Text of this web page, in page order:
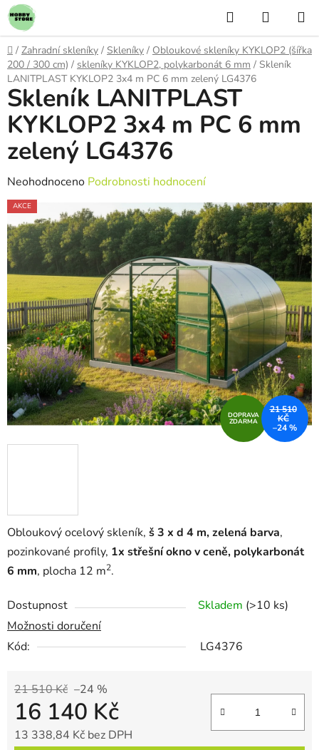
Přejít
na
obsah
Hledat
KOŠÍK
Domů
/ Zahradní skleníky / Skleníky / Obloukové skleníky KYKLOP2 (šířka
200 / 300 cm) / skleníky KYKLOP2, polykarbonát 6 mm / Skleník
LANITPLAST KYKLOP2 3x4 m PC 6 mm zelený LG4376
Obloukový ocelový skleník, š 3 x d 4 m, zelená barva,
pozinkované profily, 1x střešní okno v ceně, polykarbonát
6 mm, plocha 12 m2.
Dostupnost Skladem (>10 ks)
Možnosti doručení
Kód:
LG4376
21 510 Kč –24 %
16 140 Kč
13 338,84 Kč bez DPH
Skleník LANITPLAST
KYKLOP2 3x4 m PC 6 mm
zelený LG4376
Průměrné
hodnocení
produktu
je
0,0
z
hvězdiček.
Neohodnoceno Podrobnosti hodnocení
AKCE
DOPRAVA
ZDARMA
21 510
KČ
–24 %